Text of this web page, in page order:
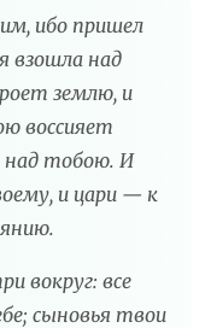
ибо пришел
взошла над
землю, и
воссияет
над тобою. И
и цари — к
вокруг: все
сыновья твои